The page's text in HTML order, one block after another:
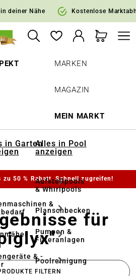
springen
deiner Nähe Kostenlose
MARKEN
MAGAZIN
MEIN MARKT
in Garten
&
& -
Alles in Pool
anzeigen
Aufstellpools
& Whirlpools
Planschbecken
Pumpen &
Filteranlagen
Poolreinigung
zu 50 % Rabatt. Schnell zugreifen!
für
FILTERN